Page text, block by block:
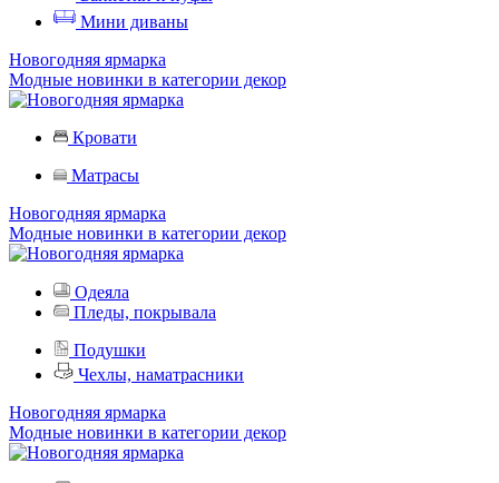
Мини диваны
Новогодняя ярмарка
Модные новинки в категории декор
Кровати
Матрасы
Новогодняя ярмарка
Модные новинки в категории декор
Одеяла
Пледы, покрывала
Подушки
Чехлы, наматрасники
Новогодняя ярмарка
Модные новинки в категории декор